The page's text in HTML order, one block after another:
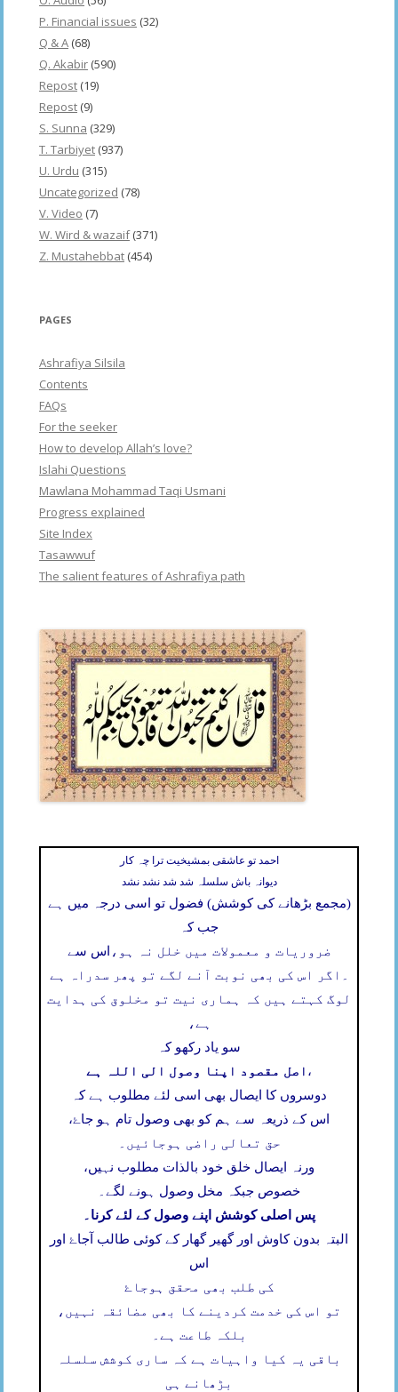
P. Financial issues (32)
Q & A (68)
Q. Akabir (590)
Repost (19)
Repost (9)
S. Sunna (329)
T. Tarbiyet (937)
U. Urdu (315)
Uncategorized (78)
V. Video (7)
W. Wird & wazaif(371)
Z. Mustahebbat (454)
PAGES
Ashrafiya Silsila
Contents
FAQs
For the seeker
How to develop Allah’s love?
Islahi Questions
Mawlana Mohammad Taqi Usmani
Progress explained
Site Index
Tasawwuf
The salient features of Ashrafiya path
احمد تو عاشقی بمشیخیت ترا چہ کار
دیوانہ باش سلسلہ شد شد نشد نشد
(مجمع بڑھانے کی کوشش) فضول تو اسی درجہ میں ہے
جب کہ
اس سے ضروریات و معمولات میں خلل نہ ہو،
اگر اس کی بھی نوبت آنے لگے تو پھر سدراہ ہے
لوگ کہتے ہیں کہ ہماری نیت تو مخلوق کی ہدایت
ہے،
سو یاد رکھو کہ
اصل مقصود اپنا وصول الی اللہ ہے ،
دوسروں کا ایصال بھی اسی لئے مطلوب ہے کہ
اس کے ذریعہ سے ہم کو بھی وصول تام ہو جاۓ،
حق تعالی راضی ہوجائیں۔
ورنہ ایصال خلق خود بالذات مطلوب نہیں،
خصوص جبکہ مخل وصول ہونے لگے۔
پس اصلی کوشش اپنے وصول کے لئے کرنا۔
البتہ بدون کاوش اور گھیر گھار کے کوئی طالب آجاۓ اور
اس
کی طلب بھی محقق ہوجاۓ
تو اس کی خدمت کردینے کا بھی مضائقہ نہیں،
بلکہ طاعت ہے۔
باقی یہ کیا واہیات ہے کہ ساری کوشش سلسلہ
بڑھانے ہی